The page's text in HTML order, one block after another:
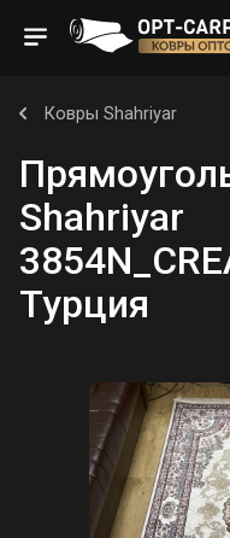
Ковры Shahriyar
Shahriyar
Турция